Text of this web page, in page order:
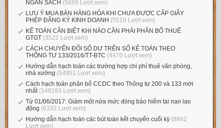
NGÂN SÁCH (5669 Lượt xem)
LƯU Ý MUA BÁN HÀNG HÓA KHI CHƯA ĐƯỢC CẤP GIẤY
PHÉP ĐĂNG KÝ KINH DOANH (5510 Lượt xem)
KẾ TOÁN CẦN BIẾT KHI NÀO CẦN PHẢI PHÂN BỔ THUẾ
GTGT (3522 Lượt xem)
CÁCH CHUYỂN ĐỔI SỐ DƯ TRÊN SỔ KẾ TOÁN THEO
THÔNG TƯ 133/2016/TT-BTC (4470 Lượt xem)
Hướng dẫn hạch toán các trường hợp chi phí thuê văn phòng,
nhà xưởng (54951 Lượt xem)
Cách hạch toán phân bổ CCDC theo Thông tư 200 và 133 mới
nhất (148183 Lượt xem)
Từ 01/06/2017: Giảm một nửa mức đóng bảo hiểm tai nạn lao
động (6332 Lượt xem)
Hướng dẫn hạch toán các bút toán kết chuyển cuối kỳ (8842
Lượt xem)